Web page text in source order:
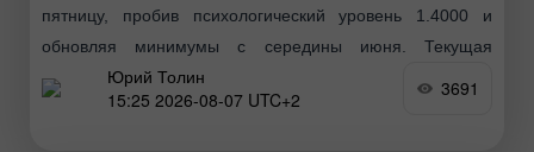
пятницу, пробив психологический уровень 1.4000 и
обновляя минимумы с середины июня. Текущая
консолидация вблизи 1.3950 отражает сочетание слабых
данных по рынку труда
Юрий Толин
15:25 2026-08-07 UTC+2
3691